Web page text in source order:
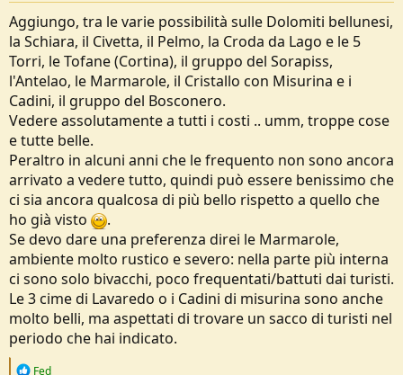
Aggiungo, tra le varie possibilità sulle Dolomiti bellunesi,
la Schiara, il Civetta, il Pelmo, la Croda da Lago e le 5
Torri, le Tofane (Cortina), il gruppo del Sorapiss,
l'Antelao, le Marmarole, il Cristallo con Misurina e i
Cadini, il gruppo del Bosconero.
Vedere assolutamente a tutti i costi .. umm, troppe cose
e tutte belle.
Peraltro in alcuni anni che le frequento non sono ancora
arrivato a vedere tutto, quindi può essere benissimo che
ci sia ancora qualcosa di più bello rispetto a quello che
ho già visto
.
Se devo dare una preferenza direi le Marmarole,
ambiente molto rustico e severo: nella parte più interna
ci sono solo bivacchi, poco frequentati/battuti dai turisti.
Le 3 cime di Lavaredo o i Cadini di misurina sono anche
molto belli, ma aspettati di trovare un sacco di turisti nel
periodo che hai indicato.
R
Fed